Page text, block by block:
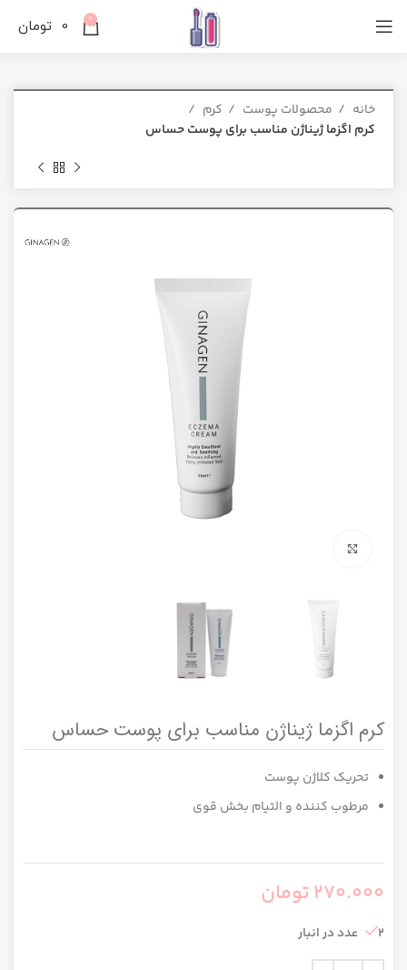
0
0 تومان
خانه محصولات پوست
کرم
کرم اگزما ژیناژن مناسب برای پوست حساس
کرم اگزما ژیناژن مناسب برای پوست حساس
تحریک کلاژن پوست
مرطوب کننده و التیام بخش قوی
270.000تومان
2 عدد در انبار